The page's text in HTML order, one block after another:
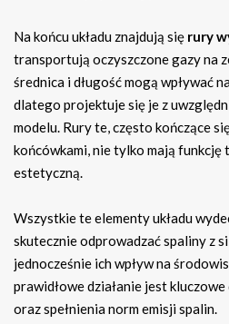
Na końcu układu znajdują się rury
transportują oczyszczone gazy na
średnica i długość mogą wpływać
dlatego projektuje się je z
modelu. Rury te, często kończące
końcówkami, nie tylko mają funkcję
estetyczną.
Wszystkie te elementy układu
skutecznie odprowadzać spaliny z
jednocześnie ich wpływ na
prawidłowe działanie jest
oraz spełnienia norm emisji spalin.